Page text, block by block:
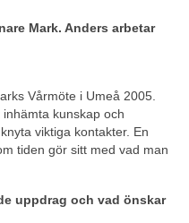
Mark. Anders arbetar
Vårmöte i Umeå 2005.
kunskap och
viktiga kontakter. En
tiden gör sitt med vad man
uppdrag och vad önskar